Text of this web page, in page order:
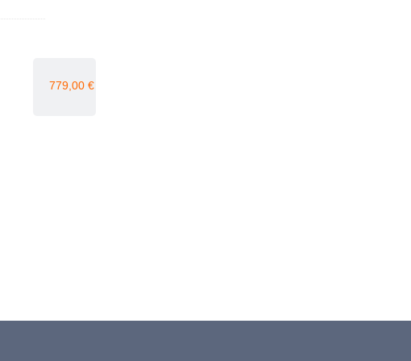
779,00 €